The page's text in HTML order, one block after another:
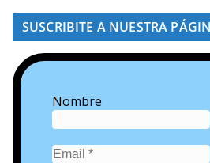
SUSCRIBITE A NUESTRA
Nombre